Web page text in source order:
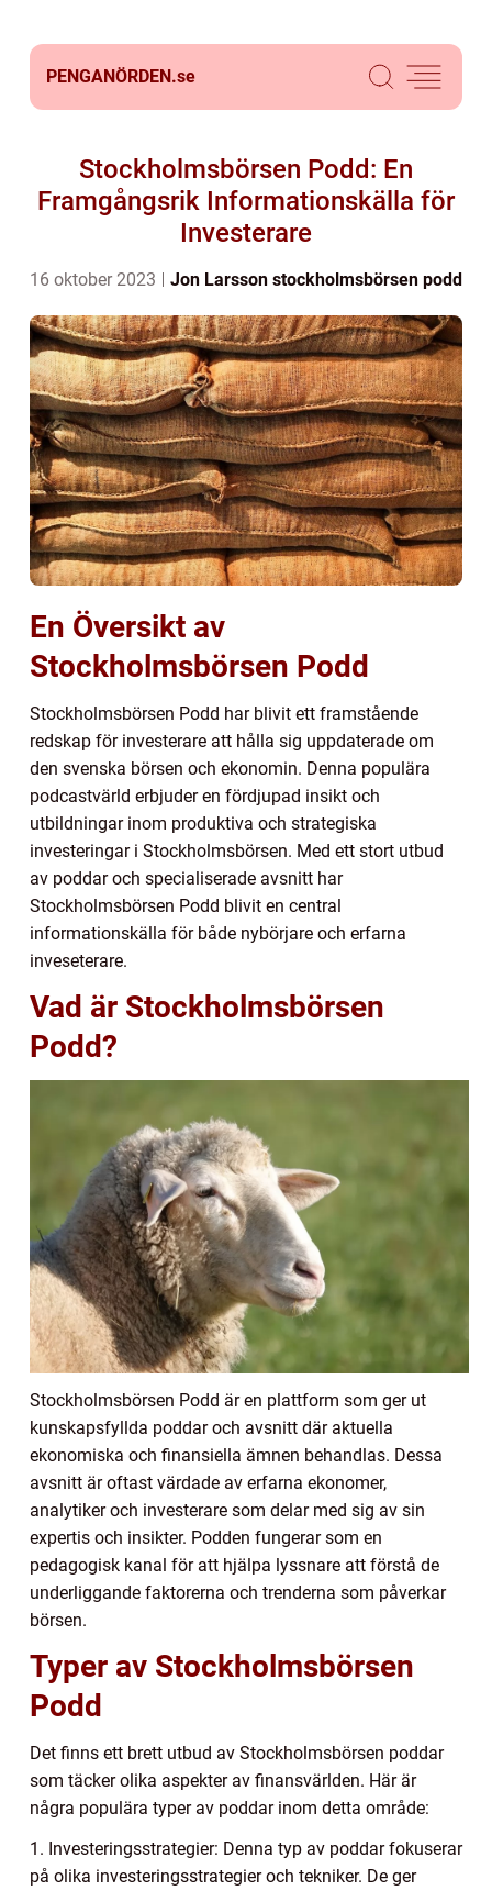
PENGANÖRDEN.se
Stockholmsbörsen Podd: En
Framgångsrik Informationskälla för
Investerare
16 oktober 2023 Jon Larsson stockholmsbörsen podd
En Översikt av
Stockholmsbörsen Podd
Stockholmsbörsen Podd har blivit ett framstående
redskap för investerare att hålla sig uppdaterade om
den svenska börsen och ekonomin. Denna populära
podcastvärld erbjuder en fördjupad insikt och
utbildningar inom produktiva och strategiska
investeringar i Stockholmsbörsen. Med ett stort utbud
av poddar och specialiserade avsnitt har
Stockholmsbörsen Podd blivit en central
informationskälla för både nybörjare och erfarna
inveseterare.
Vad är Stockholmsbörsen
Podd?
Stockholmsbörsen Podd är en plattform som ger ut
kunskapsfyllda poddar och avsnitt där aktuella
ekonomiska och finansiella ämnen behandlas. Dessa
avsnitt är oftast värdade av erfarna ekonomer,
analytiker och investerare som delar med sig av sin
expertis och insikter. Podden fungerar som en
pedagogisk kanal för att hjälpa lyssnare att förstå de
underliggande faktorerna och trenderna som påverkar
börsen.
Typer av Stockholmsbörsen
Podd
Det finns ett brett utbud av Stockholmsbörsen poddar
som täcker olika aspekter av finansvärlden. Här är
några populära typer av poddar inom detta område:
1. Investeringsstrategier: Denna typ av poddar fokuserar
på olika investeringsstrategier och tekniker. De ger